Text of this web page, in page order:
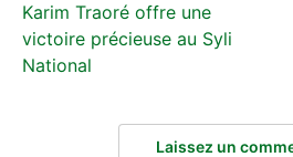
Karim Traoré offre une
victoire précieuse au Syli
National
Laissez un